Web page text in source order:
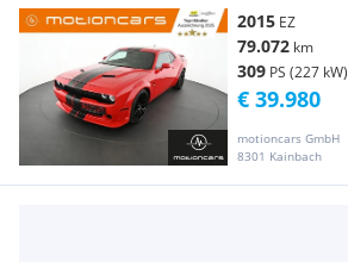
2015 EZ
79.072 km
309 PS (227 kW)
motioncars GmbH
8301 Kainbach
€ 39.980